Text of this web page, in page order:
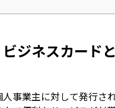
ジネスカード
事業主に対して発行さ